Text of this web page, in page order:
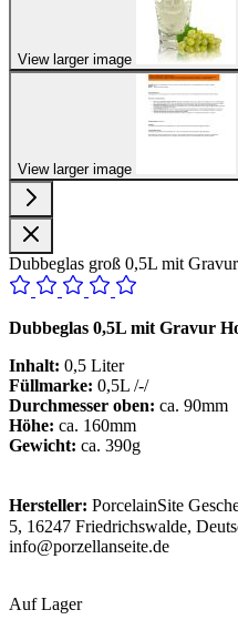
View larger image
View larger image
Dubbeglas groß 0,5L mit
Dubbeglas 0,5L mit Gravur
Inhalt: 0,5 Liter
Füllmarke: 0,5L /-/
Durchmesser oben: ca. 90mm
Höhe: ca. 160mm
Gewicht: ca. 390g
Hersteller: PorcelainSite
5, 16247 Friedrichswalde,
info@porzellanseite.de
Auf Lager